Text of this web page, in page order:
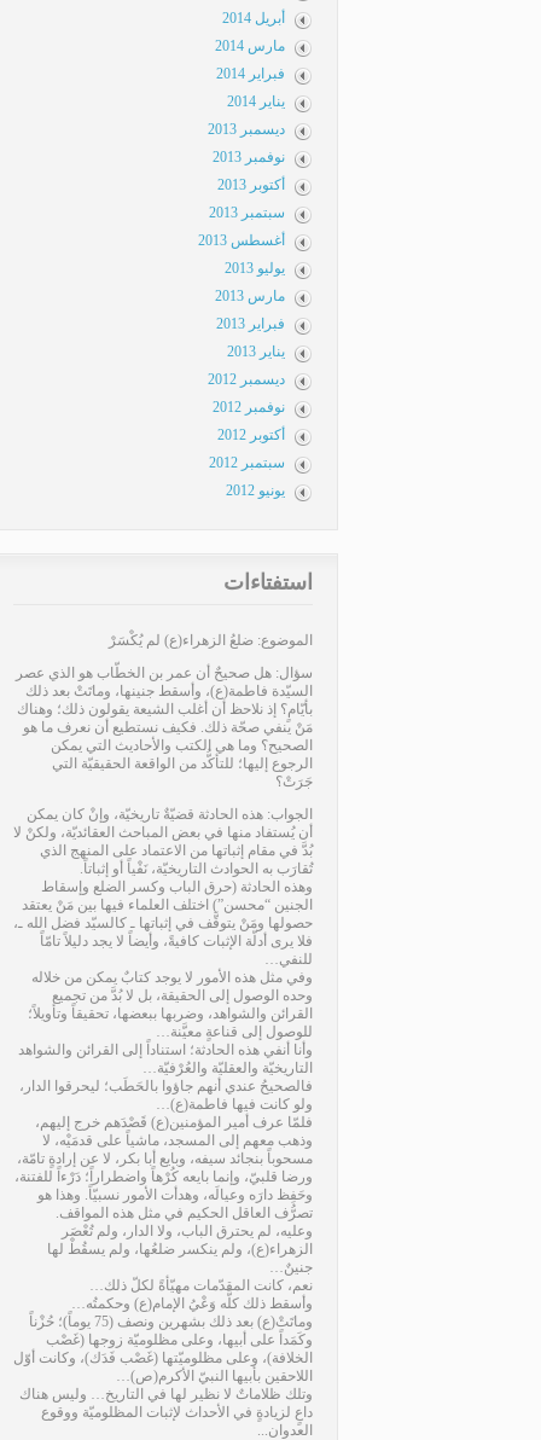
أبريل 2014
مارس 2014
فبراير 2014
يناير 2014
ديسمبر 2013
نوفمبر 2013
أكتوبر 2013
سبتمبر 2013
أغسطس 2013
يوليو 2013
مارس 2013
فبراير 2013
يناير 2013
ديسمبر 2012
نوفمبر 2012
أكتوبر 2012
سبتمبر 2012
يونيو 2012
استفتاءات
الموضوع: ضلعُ الزهراء(ع) لم يُكْسَرْ
سؤال: هل صحيحٌ أن عمر بن الخطّاب هو الذي عصر
السيّدة فاطمة(ع)، وأسقط جنينها، وماتَتْ بعد ذلك
بأيّامٍ؟ إذ نلاحظ أن أغلب الشيعة يقولون ذلك؛ وهناك
مَنْ ينفي صحّة ذلك. فكيف نستطيع أن نعرف ما هو
الصحيح؟ وما هي الكتب والأحاديث التي يمكن
الرجوع إليها؛ للتأكُّد من الواقعة الحقيقيّة التي
جَرَتْ؟
الجواب: هذه الحادثة قضيّةٌ تاريخيّة، وإنْ كان يمكن
أن يُستفاد منها في بعض المباحث العقائديّة، ولكنْ لا
بُدَّ في مقام إثباتها من الاعتماد على المنهج الذي
تُقارَب به الحوادث التاريخيّة، نَفْياً أو إثباتاً.
وهذه الحادثة (حرق الباب وكسر الضلع وإسقاط
الجنين “محسن”) اختلف العلماء فيها بين مَنْ يعتقد
حصولها ومَنْ يتوقَّف في إثباتها ـ كالسيّد فضل الله ـ،
فلا يرى أدلّة الإثبات كافيةً، وأيضاً لا يجد دليلاً تامّاً
للنفي…
وفي مثل هذه الأمور لا يوجد كتابٌ يمكن من خلاله
وحده الوصول إلى الحقيقة، بل لا بُدَّ من تجميع
القرائن والشواهد، وضربها ببعضها، تحقيقاً وتأويلاً؛
للوصول إلى قناعةٍ معيَّنة…
وأنا أنفي هذه الحادثة؛ استناداً إلى القرائن والشواهد
التاريخيّة والعقليّة والعُرْفيّة…
فالصحيحُ عندي أنهم جاؤوا بالحَطَب؛ ليحرقوا الدار،
ولو كانت فيها فاطمة(ع)…
فلمّا عرف أمير المؤمنين(ع) قَصْدَهم خرج إليهم،
وذهب معهم إلى المسجد، ماشياً على قدمَيْه، لا
مسحوباً بنجائد سيفه، وبايع أبا بكر، لا عن إرادةٍ تامّة،
ورضا قلبيّ، وإنما بايعه كُرْهاً واضطراراً؛ دَرْءاً للفتنة،
وحَفِظ دارَه وعيالَه، وهدأت الأمور نسبيّاً. وهذا هو
تصرُّف العاقل الحكيم في مثل هذه المواقف.
وعليه، لم يحترق الباب، ولا الدار، ولم تُعْصَر
الزهراء(ع)، ولم ينكسر ضلعُها، ولم يسقُطْ لها
جنينٌ…
نعم، كانت المقدّمات مهيّأةً لكلّ ذلك…
وأسقط ذلك كلَّه وَعْيُ الإمام(ع) وحكمتُه…
وماتَتْ(ع) بعد ذلك بشهرين ونصف (75 يوماً)؛ حُزْناً
وكَمَداً على أبيها، وعلى مظلوميّة زوجها (غَصْب
الخلافة)، وعلى مظلوميّتها (غَصْب فَدَك)، وكانت أوّل
اللاحقين بأبيها النبيّ الأكرم(ص)…
وتلك ظلاماتٌ لا نظير لها في التاريخ… وليس هناك
داعٍ لزيادةٍ في الأحداث لإثبات المظلوميّة ووقوع
العدوان...